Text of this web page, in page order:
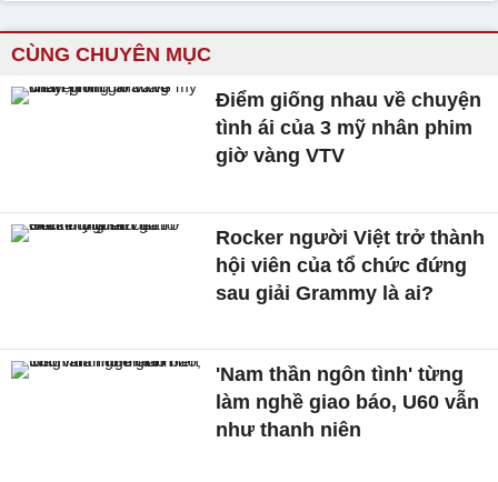
CÙNG CHUYÊN MỤC
Điểm giống nhau về chuyện
tình ái của 3 mỹ nhân phim
giờ vàng VTV
Rocker người Việt trở thành
hội viên của tổ chức đứng
sau giải Grammy là ai?
'Nam thần ngôn tình' từng
làm nghề giao báo, U60 vẫn
như thanh niên